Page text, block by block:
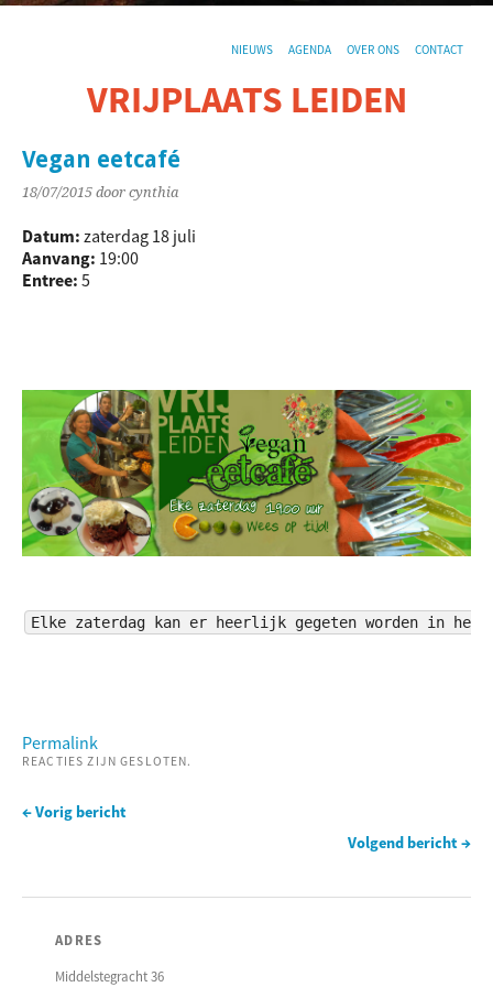
NIEUWS AGENDA OVER ONS CONTACT
VRIJPLAATS LEIDEN
Vegan eetcafé
18/07/2015 door cynthia
Datum: zaterdag 18 juli
Aanvang: 19:00
Entree: 5
Elke zaterdag kan er heerlijk gegeten worden in het
Permalink
REACTIES ZIJN GESLOTEN.
← Vorig bericht
Volgend bericht →
ADRES
Middelstegracht 36